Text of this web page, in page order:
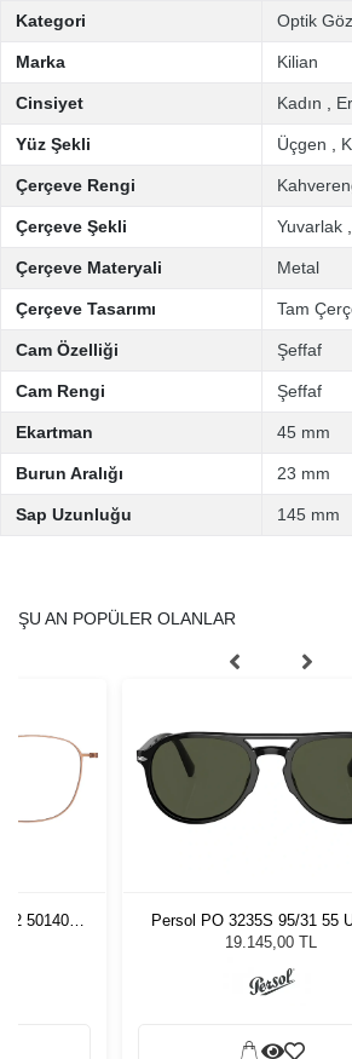
Kategori Optik
Marka Kilian
Cinsiyet Kadın
Yüz Şekli Üçgen
Çerçeve Rengi
Çerçeve Şekli Yuvarlak
Çerçeve Materyali Metal
Çerçeve Tasarımı Tam
Cam Özelliği Şeffaf
Cam Rengi Şeffaf
Ekartman 45 mm
Burun Aralığı 23 mm
Sap Uzunluğu 145 mm
ŞU AN POPÜLER OLANLAR
50140
Persol PO 3235S 95/31 55
Güneş Gözlüğü
19.145,00 TL